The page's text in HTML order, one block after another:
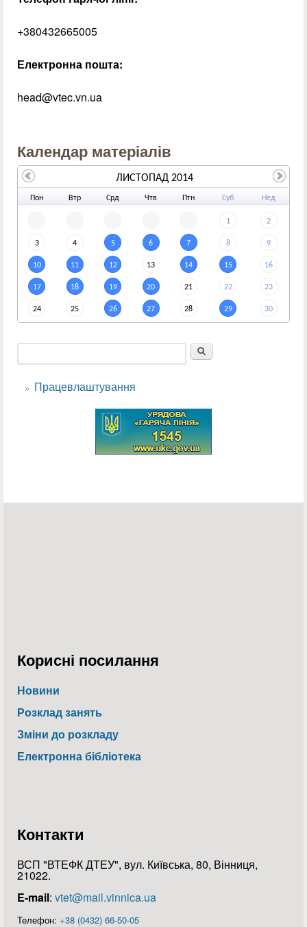
+380432665005
Електронна пошта:
head@vtec.vn.ua
Календар матеріалів
Пон Втр Срд Чтв Птн Суб Нед
1 2
3 4 5 6 7 8 9
10 11 12 13 14 15 16
17 18 19 20 21 22 23
24 25 26 27 28 29 30
ЛИСТОПАД 2014
Пошукова форма
Працевлаштування
Корисні посилання
Новини
Розклад занять
Зміни до розкладу
Електронна бібліотека
Контакти
ВСП "ВТЕФК ДТЕУ", вул. Київська, 80, Вінниця,
21022.
E-mail: vtet@mail.vinnica.ua
Телефон: +38 (0432) 66-50-05